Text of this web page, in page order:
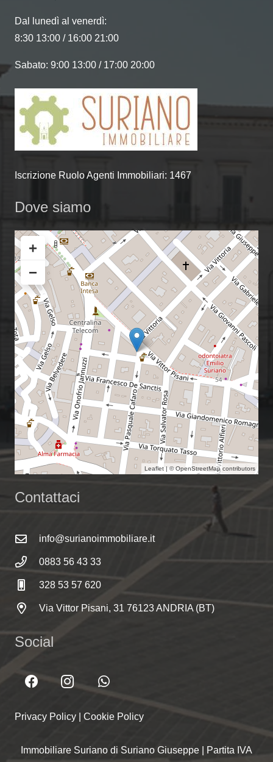
Dal lunedì al venerdì:
8:30 13:00 / 16:00 21:00
Sabato: 9:00 13:00 / 17:00 20:00
Iscrizione Ruolo Agenti Immobiliari: 1467
Dove siamo
+
−
Leaflet | ©OpenStreetMapcontributors
Contattaci
info@surianoimmobiliare.it
0883 56 43 33
328 53 57 620
Via Vittor Pisani, 31 76123 ANDRIA (BT)
Social
Privacy Policy Cookie Policy
Immobiliare Suriano di Suriano Giuseppe | Partita IVA